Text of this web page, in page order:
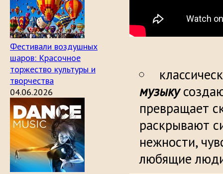
Фестивали воздушных
шаров: Красочное
торжество культуры и
творчества
04.06.2026
музыку
превращает
раскрывают
нежности,
любящие